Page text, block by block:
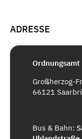
ADRESSE
Ordnungsamt
Großherzog-
66121
Bus & Bahn: